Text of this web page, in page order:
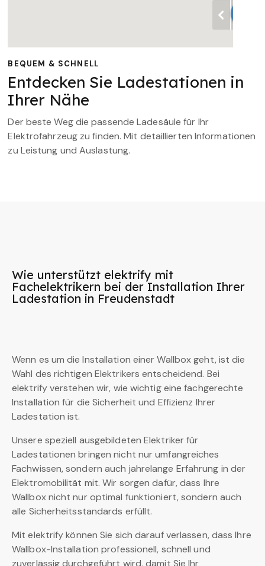
BEQUEM & SCHNELL
Entdecken Sie Ladestationen in
Ihrer Nähe
Der beste Weg die passende Ladesäule für Ihr
Elektrofahrzeug zu finden. Mit detaillierten Informationen
zu Leistung und Auslastung.
Wie unterstützt elektrify mit
Fachelektrikern bei der Installation Ihrer
Ladestation in Freudenstadt
Wenn es um die Installation einer Wallbox geht, ist die
Wahl des richtigen Elektrikers entscheidend. Bei
elektrify verstehen wir, wie wichtig eine fachgerechte
Installation für die Sicherheit und Effizienz Ihrer
Ladestation ist.
Unsere speziell ausgebildeten Elektriker für
Ladestationen bringen nicht nur umfangreiches
Fachwissen, sondern auch jahrelange Erfahrung in der
Elektromobilität mit. Wir sorgen dafür, dass Ihre
Wallbox nicht nur optimal funktioniert, sondern auch
alle Sicherheitsstandards erfüllt.
Mit elektrify können Sie sich darauf verlassen, dass Ihre
Wallbox-Installation professionell, schnell und
zuverlässig durchgeführt wird, damit Sie Ihr